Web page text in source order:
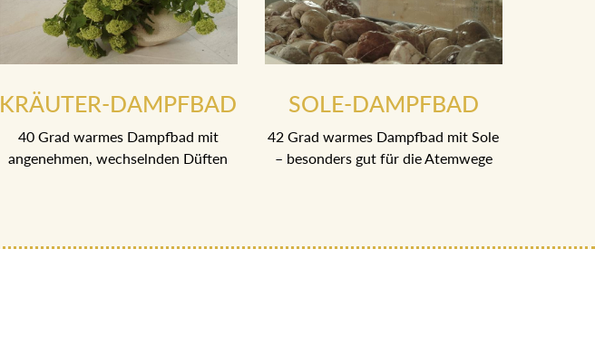
KRÄUTER-DAMPFBAD
40 Grad warmes Dampfbad mit
angenehmen, wechselnden Düften
SOLE-DAMPFBAD
42 Grad warmes Dampfbad mit Sole
– besonders gut für die Atemwege